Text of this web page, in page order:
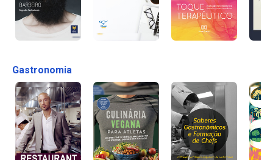
Gastronomia